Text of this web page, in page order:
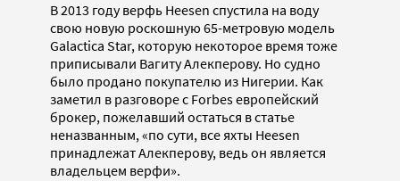
В 2013 году верфь Heesen спустила на воду
свою новую роскошную 65-метровую модель
Galactica Star, которую некоторое время тоже
приписывали Вагиту Алекперову. Но судно
было продано покупателю из Нигерии. Как
заметил в разговоре с Forbes европейский
брокер, пожелавший остаться в статье
неназванным, «по сути, все яхты Heesen
принадлежат Алекперову, ведь он является
владельцем верфи».